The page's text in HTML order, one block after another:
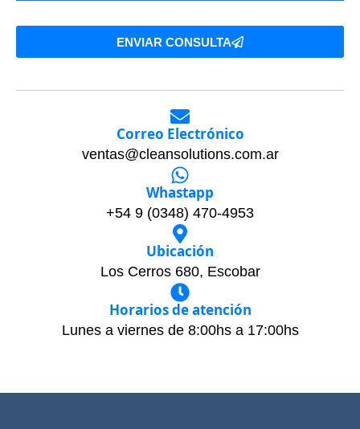
ENVIAR CONSULTA
Correo Electrónico
ventas@cleansolutions.com.ar
Whastapp
+54 9 (0348) 470-4953
Ubicación
Los Cerros 680, Escobar
Horarios de atención
Lunes a viernes de 8:00hs a 17:00hs